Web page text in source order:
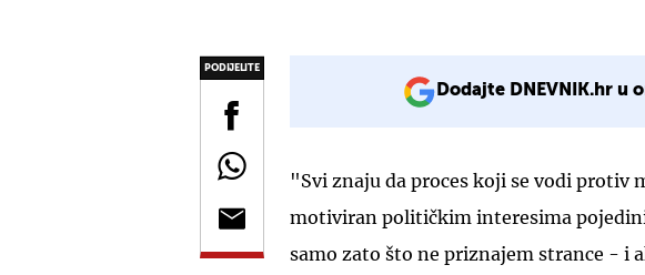
PODIJELITE
Dodajte DNEVNIK.hr u
"Svi znaju da proces koji se vodi protiv
motiviran političkim interesima
samo zato što ne priznajem strance - i